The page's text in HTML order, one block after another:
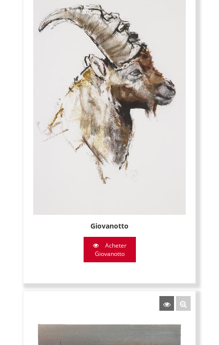
Giovanotto
Acheter
Giovanotto